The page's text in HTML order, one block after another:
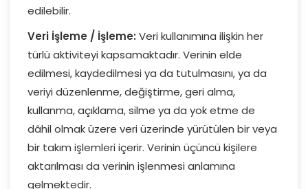
edilebilir.
Veri İşleme / İşleme: Veri kullanımına ilişkin her
türlü aktiviteyi kapsamaktadır. Verinin elde
edilmesi, kaydedilmesi ya da tutulmasını, ya da
veriyi düzenlenme, değiştirme, geri alma,
kullanma, açıklama, silme ya da yok etme de
dâhil olmak üzere veri üzerinde yürütülen bir veya
bir takım işlemleri içerir. Verinin üçüncü kişilere
aktarılması da verinin işlenmesi anlamına
gelmektedir.